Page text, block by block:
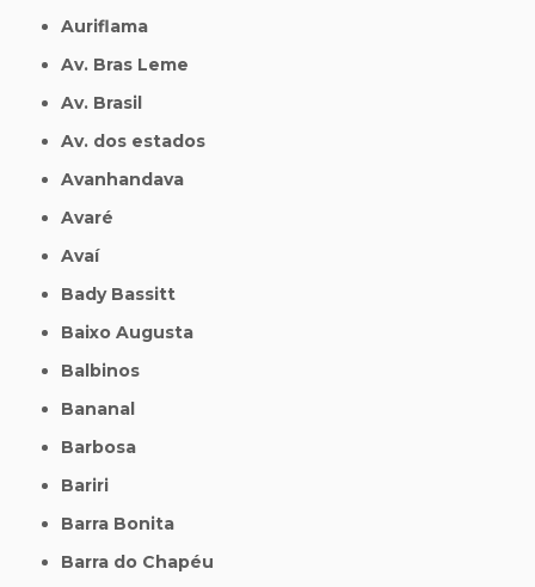
Auriflama
Av. Bras Leme
Av. Brasil
Av. dos estados
Avanhandava
Avaré
Avaí
Bady Bassitt
Baixo Augusta
Balbinos
Bananal
Barbosa
Bariri
Barra Bonita
Barra do Chapéu